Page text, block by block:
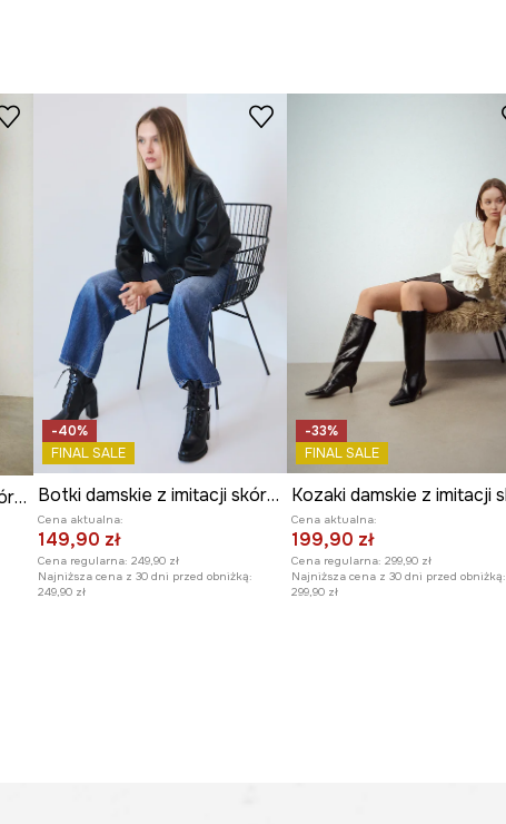
Producent
Botki damskie z imitacji skóry na obcasie kolor czarny
-40%
FINAL SALE
Botki damskie z imitacji skóry na obcasie
Cena aktualna:
149,90 zł
Cena regularna: 249,90 zł
Najniższa cena z 30 dni przed obniżką:
249,90 zł
-33%
FINAL SALE
Cena aktualna:
199,90 zł
Cena regularna: 299,90 zł
Najniższa cena z 30 dni przed obniżką:
299,90 zł